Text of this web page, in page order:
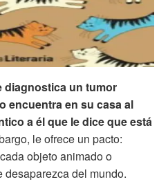
diagnostica un tumor
encuentra en su casa al
a él que le dice que está
le ofrece un pacto:
objeto animado o
del mundo.